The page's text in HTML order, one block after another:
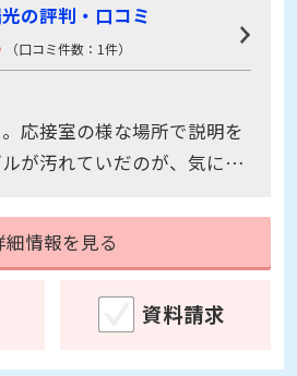
の評判・口コミ
（口コミ件数：1件）
応接室の様な場所で説明を
が汚れていだのが、気にな
者さんは、外に出たい。と
と不安に思えた。
細情報を見る
資料請求